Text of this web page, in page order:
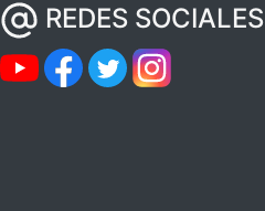
REDES SOCIALES